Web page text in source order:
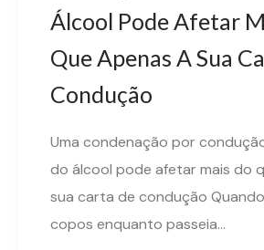
Álcool Pode Afetar
Que Apenas A Sua
Condução
Uma condenação por
do álcool pode afetar mais do
sua carta de condução
copos enquanto passeia...